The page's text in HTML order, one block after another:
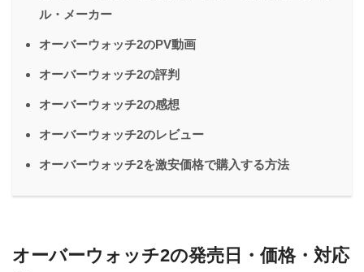
ル・メーカー
オーバーウォッチ2のPV動画
オーバーウォッチ2の評判
オーバーウォッチ2の感想
オーバーウォッチ2のレビュー
オーバーウォッチ2を激安価格で購入する方法
オーバーウォッチ2の発売日・価格・対応